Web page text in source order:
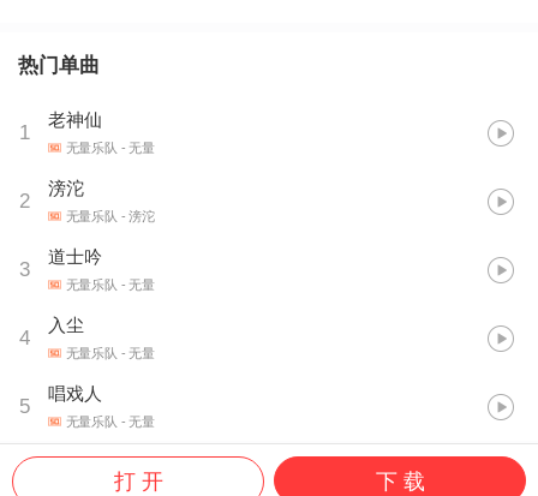
热门单曲
1
老神仙
无量乐队 - 无量
2
滂沱
无量乐队 - 滂沱
3
道士吟
无量乐队 - 无量
4
入尘
无量乐队 - 无量
5
唱戏人
无量乐队 - 无量
打 开 下 载